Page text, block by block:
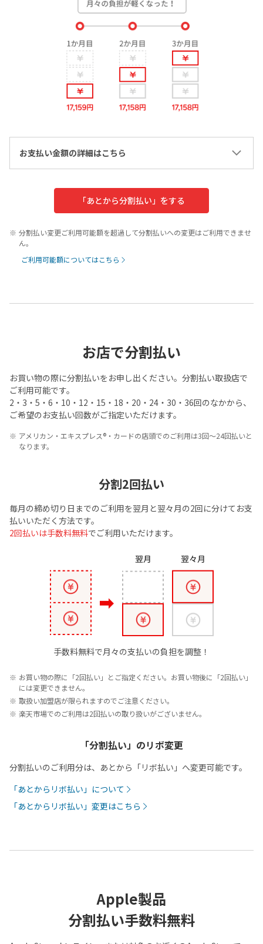
お支払い金額の詳細はこちら
「あとから分割払い」をする
分割払い変更ご利用可能額を超過して分割払いへの変更はご利用できませ
ん。
ご利用可能額についてはこちら
お店で分割払い
お買い物の際に分割払いをお申し出ください。分割払い取扱店で
ご利用可能です。
2・3・5・6・10・12・15・18・20・24・30・36回のなかから、
ご希望のお支払い回数がご指定いただけます。
アメリカン・エキスプレス®・カードの店頭でのご利用は3回～24回払いと
なります。
分割2回払い
毎月の締め切り日までのご利用を翌月と翌々月の2回に分けてお支
払いいただく方法です。
2回払いは手数料無料でご利用いただけます。
手数料無料で月々の支払いの負担を調整！
お買い物の際に「2回払い」とご指定ください。お買い物後に「2回払い」
には変更できません。
取扱い加盟店が限られますのでご注意ください。
楽天市場でのご利用は2回払いの取り扱いがございません。
「分割払い」のリボ変更
分割払いのご利用分は、あとから「リボ払い」へ変更可能です。
「あとからリボ払い」について
「あとからリボ払い」変更はこちら
Apple製品
分割払い手数料無料